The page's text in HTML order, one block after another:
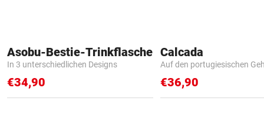
Asobu-Bestie-Trinkflasche
In 3 unterschiedlichen Designs
€34,90
Calcada
Auf den portugiesischen
€36,90